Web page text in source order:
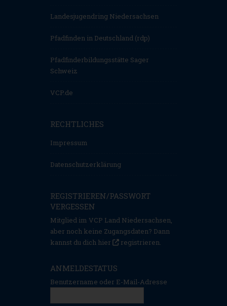
Landesjugendring Niedersachsen
Pfadfinden in Deutschland (rdp)
Pfadfinderbildungsstätte Sager
Schweiz
VCP.de
RECHTLICHES
Impressum
Datenschutzerklärung
REGISTRIEREN/PASSWORT
VERGESSEN
Mitglied im VCP Land Niedersachsen,
aber noch keine Zugangsdaten? Dann
kannst du dich hier
registrieren.
ANMELDESTATUS
Benutzername oder E-Mail-Adresse